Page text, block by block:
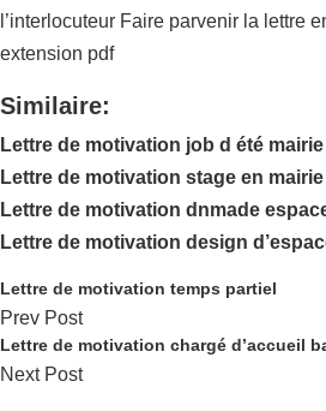
l’interlocuteur Faire parvenir la lettre
extension pdf
Similaire:
Lettre de motivation job d été
Lettre de motivation stage en mairie
Lettre de motivation dnmade
Lettre de motivation design
Lettre de motivation temps partiel
Prev Post
Lettre de motivation chargé d’accueil
Next Post